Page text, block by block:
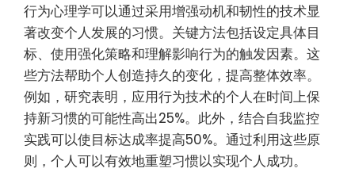
行为心理学可以通过采用增强动机和韧性的技术显
著改变个人发展的习惯。关键方法包括设定具体目
标、使用强化策略和理解影响行为的触发因素。这
些方法帮助个人创造持久的变化，提高整体效率。
例如，研究表明，应用行为技术的个人在时间上保
持新习惯的可能性高出25%。此外，结合自我监控
实践可以使目标达成率提高50%。通过利用这些原
则，个人可以有效地重塑习惯以实现个人成功。